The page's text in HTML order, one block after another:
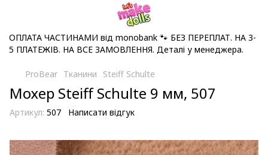
ОПЛАТА ЧАСТИНАМИ від monobank 🐾 БЕЗ ПЕРЕПЛАТ. НА 3-
5 ПЛАТЕЖІВ. НА ВСЕ ЗАМОВЛЕННЯ. Деталі у менеджера.
ProBear Тканини Steiff Schulte
Мохер Steiff Schulte 9 мм, 507
Артикул: 507 Написати відгук